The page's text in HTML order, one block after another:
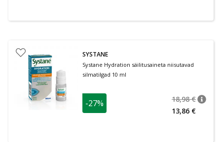
SYSTANE
Systane Hydration säilitusaineta niisutavad
silmatilgad 10 ml
-27% 18,98 €
13,86 €